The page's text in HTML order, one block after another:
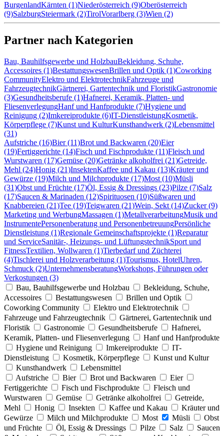
BurgenlandKärnten (1)Niederösterreich (9)Oberösterreich
(9)SalzburgSteiermark (2)TirolVorarlberg (3)Wien (2)
Partner nach Kategorien
Bau, Bauhilfsgewerbe und HolzbauBekleidung, Schuhe,
Accessoires (1)BestattungswesenBrillen und Optik (1)Coworking
CommunityElektro und ElektrotechnikFahrzeuge und
FahrzeugtechnikGärtnerei, Gartentechnik und FloristikGastronomie
(3)Gesundheitsberufe (1)Hafnerei, Keramik, Platten- und
FliesenverlegungHanf und Hanfprodukte (7)Hygiene und
Reinigung (2)Imkereiprodukte (6)IT-DienstleistungKosmetik,
Körperpflege (7)Kunst und KulturKunsthandwerk (2)Lebensmittel
(31)
Aufstriche (16)Bier (11)Brot und Backwaren (20)Eier
(19)Fertiggerichte (14)Fisch und Fischprodukte (11)Fleisch und
Wurstwaren (17)Gemüse (20)Getränke alkoholfrei (21)Getreide,
Mehl (24)Honig (21)InsektenKaffee und Kakau (13)Kräuter und
Gewürze (19)Milch und Milchprodukte (17)Most (10)Müsli
(31)Obst und Früchte (17)Öl, Essig & Dressings (23)Pilze (7)Salz
(17)Saucen & Marinaden (12)Spirituosen (10)Süßwaren und
Knabbereien (21)Tee (19)Teigwaren (21)Wein, Sekt (14)Zucker (9)
Marketing und WerbungMassagen (1)MetallverarbeitungMusik und
InstrumentePersonenberatung und PersonenbetreuungPersönliche
Dienstleistung (1)Regionale Gemeinschaftsprojekte (1)Reparatur
und ServiceSanitär-, Heizungs- und LüftungstechnikSport und
FitnessTextilien, Wollwaren (1)Tierbedarf und Züchterei
(4)Tischlerei und Holzverarbeitung (1)Tourismus, HotelUhren,
Schmuck (2)UnternehmensberatungWorkshops, Führungen oder
Verkostungen (3)
Bau, Bauhilfsgewerbe und Holzbau
Bekleidung, Schuhe,
Accessoires
Bestattungswesen
Brillen und Optik
Coworking Community
Elektro und Elektrotechnik
Fahrzeuge und Fahrzeugtechnik
Gärtnerei, Gartentechnik und
Floristik
Gastronomie Gesundheitsberufe
Hafnerei,
Keramik, Platten- und Fliesenverlegung
Hanf und Hanfprodukte
Hygiene und Reinigung
Imkereiprodukte
IT-
Dienstleistung
Kosmetik, Körperpflege
Kunst und Kultur
Kunsthandwerk
Lebensmittel
Aufstriche
Bier Brot und Backwaren
Eier
Fertiggerichte
Fisch und Fischprodukte
Fleisch und
Wurstwaren
Gemüse Getränke alkoholfrei
Getreide,
Mehl
Honig Insekten Kaffee und Kakau
Kräuter und
Gewürze
Milch und Milchprodukte Most Müsli
Obst
und Früchte
Öl, Essig & Dressings Pilze Salz
Saucen